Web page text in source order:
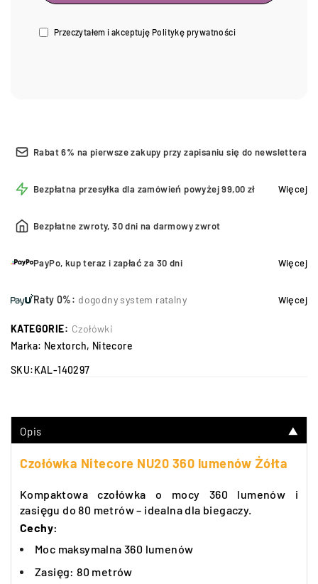
Przeczytałem i akceptuję Politykę prywatności
Rabat 6% na pierwsze zakupy przy zapisaniu się do newslettera
Bezpłatna przesyłka dla zamówień powyżej 99,00 zł Więcej
Bezpłatne zwroty, 30 dni na darmowy zwrot
PayPo, kup teraz i zapłać za 30 dni Więcej
Raty 0%: dogodny system ratalny Więcej
KATEGORIE: Czołówki
Marka: Nextorch, Nitecore
SKU:KAL-140297
Opis ▼
Czołówka Nitecore NU20 360 lumenów Żółta
Kompaktowa czołówka o mocy 360 lumenów i
zasięgu do 80 metrów – idealna dla biegaczy.
Cechy:
Moc maksymalna 360 lumenów
Zasięg: 80 metrów